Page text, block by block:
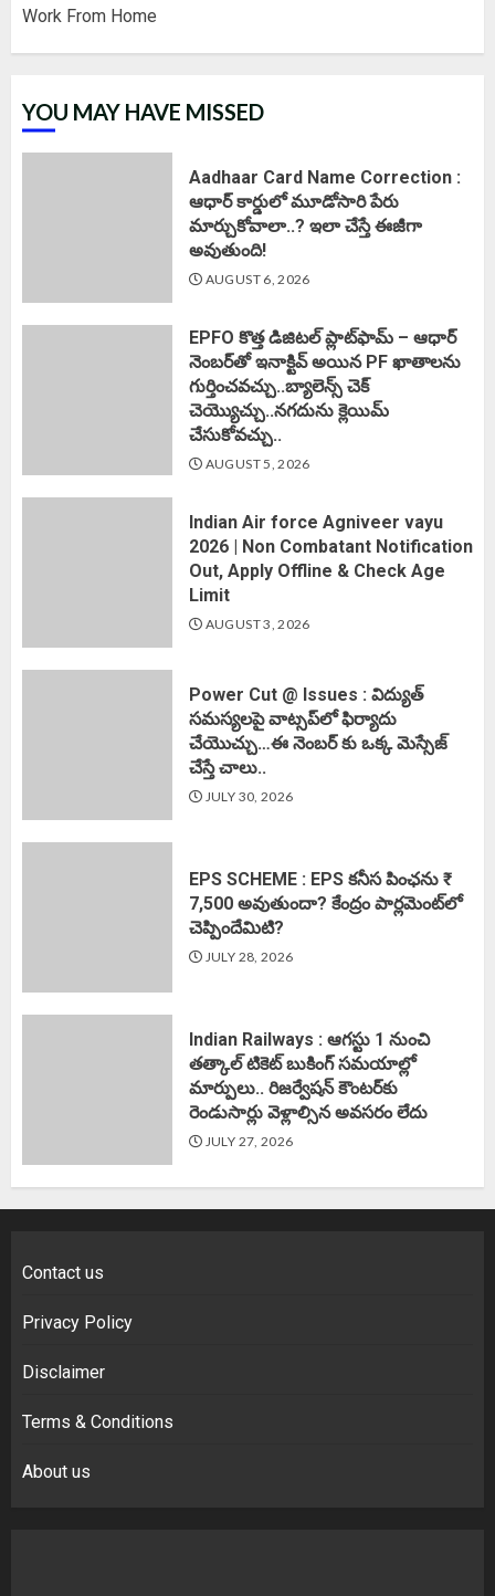
Work From Home
YOU MAY HAVE MISSED
Aadhaar Card Name Correction :
ఆధార్ కార్డులో మూడోసారి పేరు
మార్చుకోవాలా..? ఇలా చేస్తే ఈజీగా
అవుతుంది!
AUGUST 6, 2026
EPFO కొత్త డిజిటల్ ప్లాట్‌ఫామ్‌ – ఆధార్
నెంబర్‌తో ఇనాక్టివ్ అయిన PF ఖాతాలను
గుర్తించవచ్చు..బ్యాలెన్స్ చెక్
చెయ్యొచ్చు..నగదును క్లెయిమ్
చేసుకోవచ్చు..
AUGUST 5, 2026
Indian Air force Agniveer vayu
2026 | Non Combatant Notification
Out, Apply Offline & Check Age
Limit
AUGUST 3, 2026
Power Cut @ Issues : విద్యుత్
సమస్యలపై వాట్సప్‌లో ఫిర్యాదు
చేయొచ్చు…ఈ నెంబర్ కు ఒక్క మెస్సేజ్
చేస్తే చాలు..
JULY 30, 2026
EPS SCHEME : EPS కనీస పింఛను ₹
7,500 అవుతుందా? కేంద్రం పార్లమెంట్‌లో
చెప్పిందేమిటి?
JULY 28, 2026
Indian Railways : ఆగస్టు 1 నుంచి
తత్కాల్‌ టికెట్‌ బుకింగ్‌ సమయాల్లో
మార్పులు.. రిజర్వేషన్ కౌంటర్‌కు
రెండుసార్లు వెళ్లాల్సిన అవసరం లేదు
JULY 27, 2026
Contact us
Privacy Policy
Disclaimer
Terms & Conditions
About us